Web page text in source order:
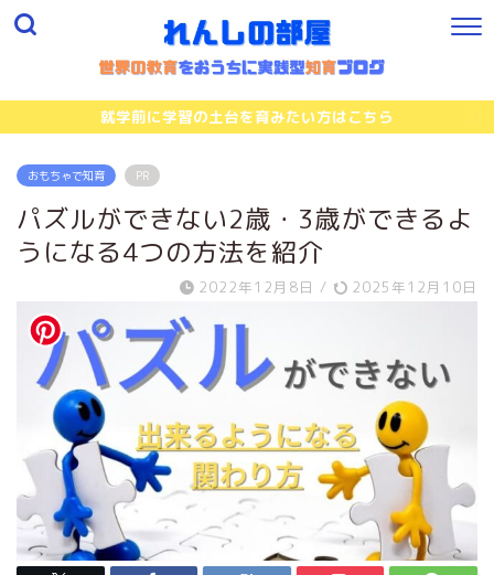
就学前に学習の土台を育みたい方はこちら
おもちゃで知育 PR
パズルができない2歳・3歳ができるよ
うになる4つの方法を紹介
2022年12月8日 / 2025年12月10日